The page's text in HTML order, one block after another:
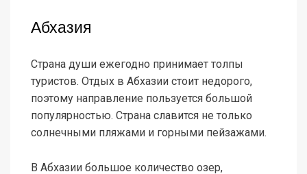
Абхазия
Страна души ежегодно принимает толпы
туристов. Отдых в Абхазии стоит недорого,
поэтому направление пользуется большой
популярностью. Страна славится не только
солнечными пляжами и горными пейзажами.
В Абхазии большое количество озер,